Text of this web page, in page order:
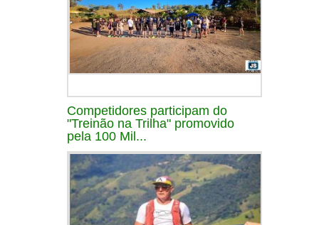
Competidores participam do
"Treinão na Trilha" promovido
pela 100 Mil...